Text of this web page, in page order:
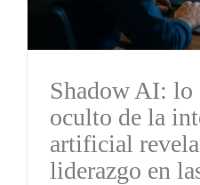
Shadow AI: lo
oculto de la
artificial
liderazgo en